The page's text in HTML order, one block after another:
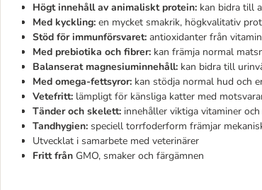
Högt innehåll av animaliskt protein: kan bidra till
Med kyckling: en mycket smakrik, högkvalitativ
Stöd för immunförsvaret: antioxidanter från
Med prebiotika och fibrer: kan främja normal
Balanserat magnesiuminnehåll: kan bidra till
Med omega-fettsyror: kan stödja normal hud och
Vetefritt: lämpligt för känsliga katter med
Tänder och skelett: innehåller viktiga vitaminer
Tandhygien: speciell torrfoderform främjar
Utvecklat i samarbete med veterinärer
Fritt från GMO, smaker och färgämnen